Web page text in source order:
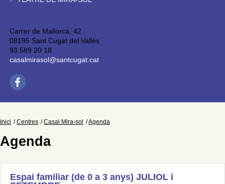
Carrer de Mallorca, 42
08195 Sant Cugat del Vallès
93 589 20 18
casalmirasol@santcugat.cat
Inici Centres Casal Mira-sol Agenda
Agenda
Espai familiar (de 0 a 3 anys) JULIOL i